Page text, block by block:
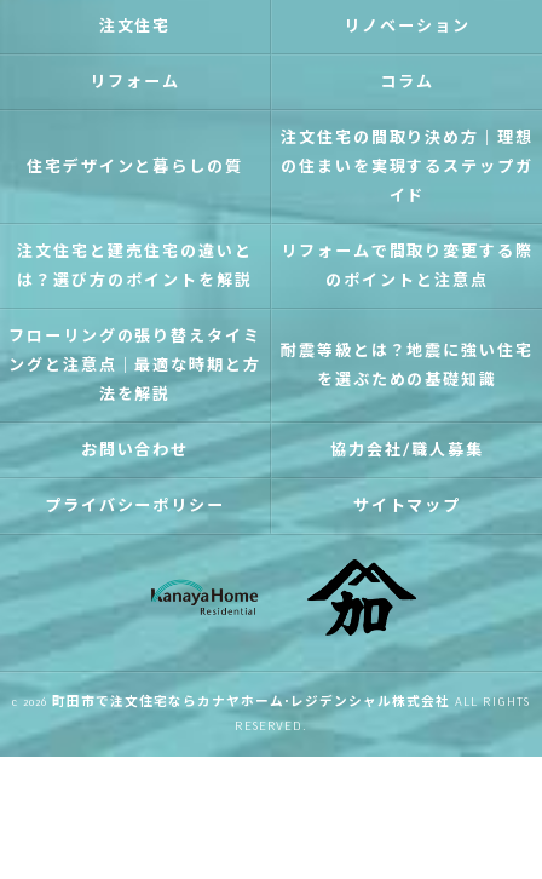
注文住宅 リノベーション
リフォーム コラム
住宅デザインと暮らしの質
注文住宅の間取り決め方｜理想
の住まいを実現するステップガ
イド
注文住宅と建売住宅の違いと
は？選び方のポイントを解説
リフォームで間取り変更する際
のポイントと注意点
フローリングの張り替えタイミ
ングと注意点｜最適な時期と方
法を解説
耐震等級とは？地震に強い住宅
を選ぶための基礎知識
お問い合わせ 協力会社/職人募集
プライバシーポリシー サイトマップ
c 2026 町田市で注文住宅ならカナヤホーム･レジデンシャル株式会社 ALL RIGHTS
RESERVED.